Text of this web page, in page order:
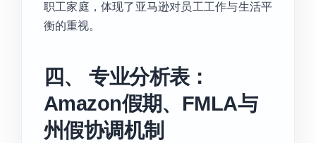
职工家庭，体现了亚马逊对员工工作与生活平
衡的重视。
四、 专业分析表：
Amazon假期、FMLA与
州假协调机制